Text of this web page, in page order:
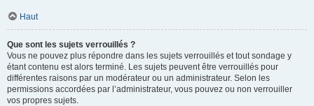
Haut
Que sont les sujets verrouillés ?
Vous ne pouvez plus répondre dans les sujets verrouillés et tout sondage y
étant contenu est alors terminé. Les sujets peuvent être verrouillés pour
différentes raisons par un modérateur ou un administrateur. Selon les
permissions accordées par l’administrateur, vous pouvez ou non verrouiller
vos propres sujets.